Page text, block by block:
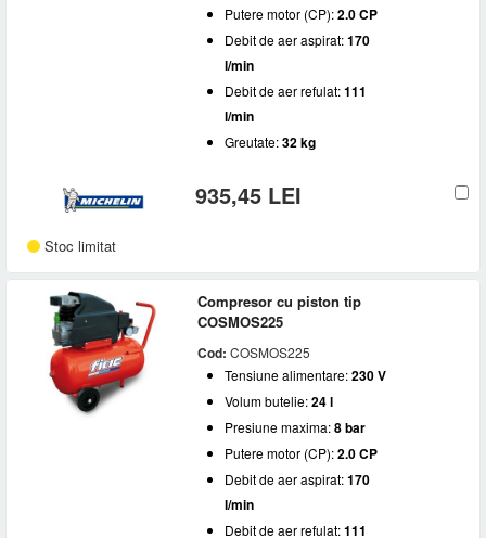
Putere motor (CP):2.0 CP
Debit de aer aspirat:170
l/min
Debit de aer refulat:111
l/min
Greutate:32 kg
935,45 LEI
Stoc limitat
Compresor cu piston tip
COSMOS225
Cod:COSMOS225
Tensiune alimentare:230 V
Volum butelie:24 l
Presiune maxima:8 bar
Putere motor (CP):2.0 CP
Debit de aer aspirat:170
l/min
Debit de aer refulat:111